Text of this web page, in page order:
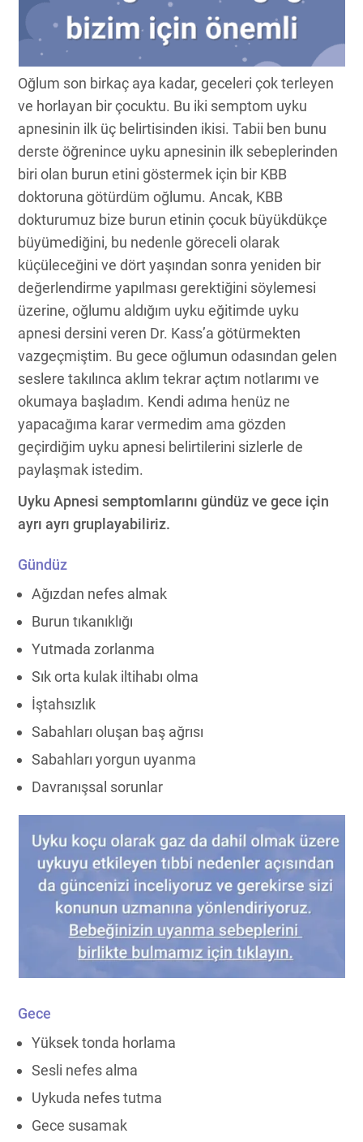
Oğlum son birkaç aya kadar, geceleri çok terleyen
ve horlayan bir çocuktu. Bu iki semptom uyku
apnesinin ilk üç belirtisinden ikisi. Tabii ben bunu
derste öğrenince uyku apnesinin ilk sebeplerinden
biri olan burun etini göstermek için bir KBB
doktoruna götürdüm oğlumu. Ancak, KBB
dokturumuz bize burun etinin çocuk büyükdükçe
büyümediğini, bu nedenle göreceli olarak
küçüleceğini ve dört yaşından sonra yeniden bir
değerlendirme yapılması gerektiğini söylemesi
üzerine, oğlumu aldığım uyku eğitimde uyku
apnesi dersini veren Dr. Kass’a götürmekten
vazgeçmiştim. Bu gece oğlumun odasından gelen
seslere takılınca aklım tekrar açtım notlarımı ve
okumaya başladım. Kendi adıma henüz ne
yapacağıma karar vermedim ama gözden
geçirdiğim uyku apnesi belirtilerini sizlerle de
paylaşmak istedim.
Uyku Apnesi semptomlarını gündüz ve gece için
ayrı ayrı gruplayabiliriz.
Gündüz
Ağızdan nefes almak
Burun tıkanıklığı
Yutmada zorlanma
Sık orta kulak iltihabı olma
İştahsızlık
Sabahları oluşan baş ağrısı
Sabahları yorgun uyanma
Davranışsal sorunlar
Gece
Yüksek tonda horlama
Sesli nefes alma
Uykuda nefes tutma
Gece susamak